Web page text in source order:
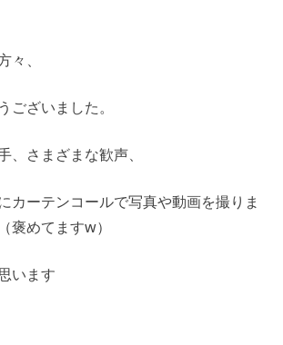
々、
ございました。
、さまざまな歓声、
カーテンコールで写真や動画を撮りま
褒めてますw）
います